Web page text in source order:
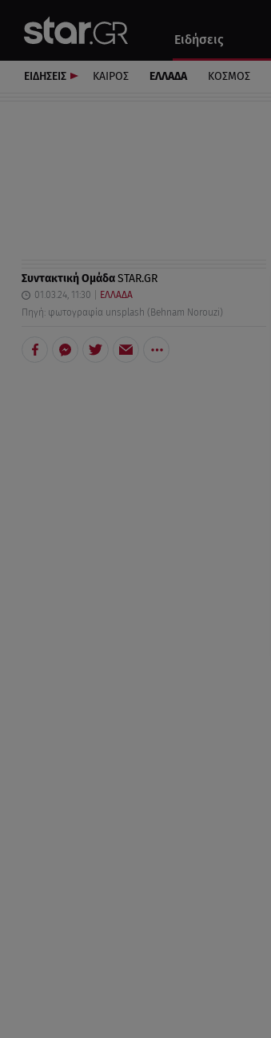
Ειδήσεις
Αυτοκίνητο
ΕΙΔΗΣΕΙΣ ΚΑΙΡΟΣ ΕΛΛΑΔΑ ΚΟΣΜΟΣ
Συντακτική ΟμάδαSTAR.GR
01.03.24, 11:30
ΕΛΛΑΔΑ
Πηγή: φωτογραφία unsplash (Behnam Norouzi)